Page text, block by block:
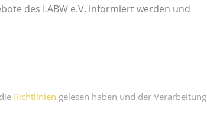
des LABW e.V. informiert werden und
Richtlinien gelesen haben und der Verarbeitung